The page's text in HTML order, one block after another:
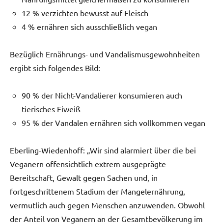
12 % verzichten bewusst auf Fleisch
4 % ernähren sich ausschließlich vegan
Bezüglich Ernährungs- und Vandalismusgewohnheiten
ergibt sich folgendes Bild:
90 % der Nicht-Vandalierer konsumieren auch
tierisches Eiweiß
95 % der Vandalen ernähren sich vollkommen vegan
Eberling-Wiedenhoff: „Wir sind alarmiert über die bei
Veganern offensichtlich extrem ausgeprägte
Bereitschaft, Gewalt gegen Sachen und, in
fortgeschrittenem Stadium der Mangelernährung,
vermutlich auch gegen Menschen anzuwenden. Obwohl
der Anteil von Veganern an der Gesamtbevölkerung im